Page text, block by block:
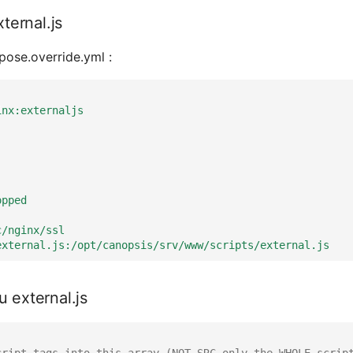
:
nginx/ssl
opt/canopsis/srv/www/scripts/external.js
external.js